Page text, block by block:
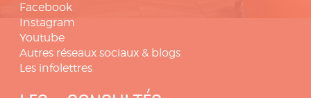
Facebook
Instagram
Youtube
Autres réseaux sociaux & blogs
Les infolettres